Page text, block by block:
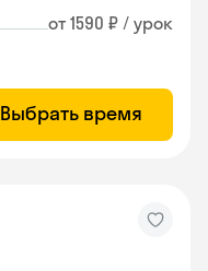
от 1590 ₽ / урок
Выбрать время